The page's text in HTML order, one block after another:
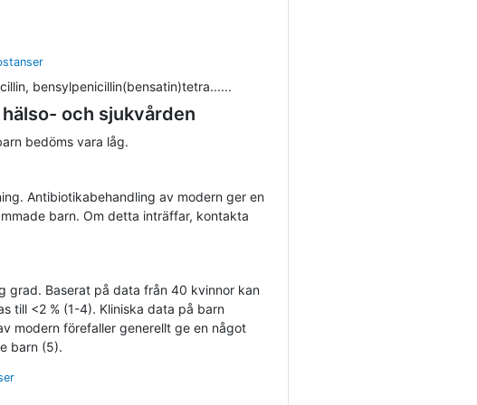
bensylpenicillin(bensatin)tetra......
och sjukvården
bedöms vara låg.
Antibiotikabehandling av modern ger en
barn. Om detta inträffar, kontakta
grad. Baserat på data från 40 kvinnor kan
till <2 % (1-4). Kliniska data på barn
modern förefaller generellt ge en något
barn (5).